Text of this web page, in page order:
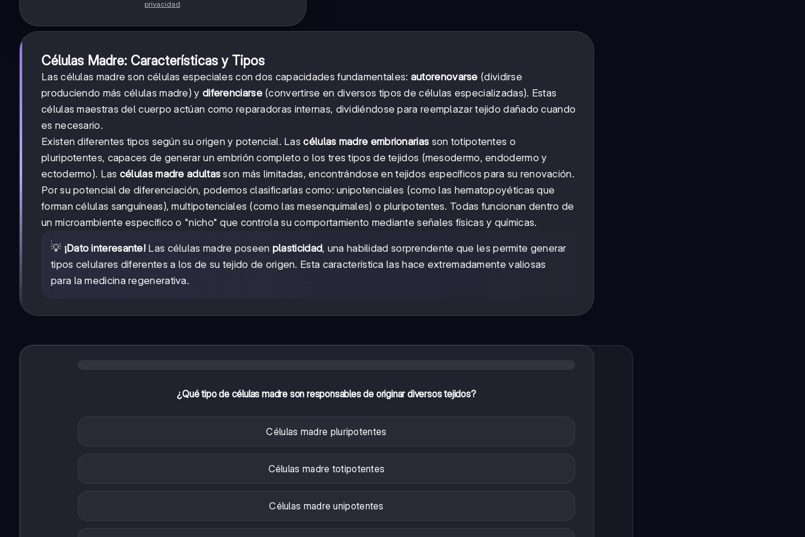
privacidad.
Células Madre: Características y Tipos
Las células madre son células especiales con dos capacidades fundamentales: autorenovarse (dividirse
produciendo más células madre) y diferenciarse(convertirse en diversos tipos de células especializadas). Estas
células maestras del cuerpo actúan como reparadoras internas, dividiéndose para reemplazar tejido dañado cuando
es necesario.
Existen diferentes tipos según su origen y potencial. Lascélulas madre embrionarias son totipotentes o
pluripotentes, capaces de generar un embrión completo o los tres tipos de tejidos (mesodermo, endodermo y
ectodermo). Las células madre adultas son más limitadas, encontrándose en tejidos específicos para su renovación.
Por su potencial de diferenciación, podemos clasificarlas como: unipotenciales (como las hematopoyéticas que
forman células sanguíneas), multipotenciales (como las mesenquimales) o pluripotentes. Todas funcionan dentro de
un microambiente específico o "nicho" que controla su comportamiento mediante señales físicas y químicas.
💡 ¡Dato interesante! Las células madre poseen plasticidad, una habilidad sorprendente que les permite generar
tipos celulares diferentes a los de su tejido de origen. Esta característica las hace extremadamente valiosas
para la medicina regenerativa.
¿Qué tipo de células madre son responsables de originar diversos tejidos?
Células madre pluripotentes
Células madre totipotentes
Células madre unipotentes